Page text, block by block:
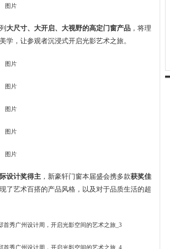
大尺寸、大开启、大视野的高定门窗产品 ，将理
学，让参观者沉浸式开启光影艺术之旅。
设计奖得主 ，新豪轩门窗本届盛会携多款获奖佳
了艺术百搭的产品风格，以及对于品质生活的超